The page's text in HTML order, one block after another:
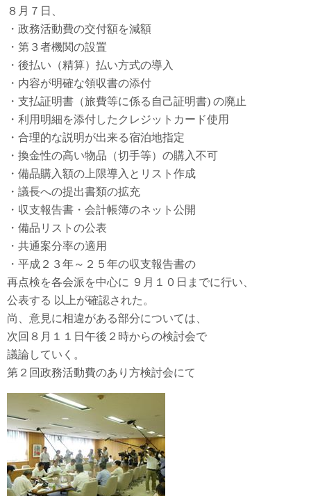
８月７日、
・政務活動費の交付額を減額
・第３者機関の設置
・後払い（精算）払い方式の導入
・内容が明確な領収書の添付
・支払証明書（旅費等に係る自己証明書) の廃止
・利用明細を添付したクレジットカード使用
・合理的な説明が出来る宿泊地指定
・換金性の高い物品（切手等）の購入不可
・備品購入額の上限導入とリスト作成
・議長への提出書類の拡充
・収支報告書・会計帳簿のネット公開
・備品リストの公表
・共通案分率の適用
・平成２３年～２５年の収支報告書の
再点検を各会派を中心に ９月１０日までに行い、
公表する 以上が確認された。
尚、意見に相違がある部分については、
次回８月１１日午後２時からの検討会で
議論していく。
第２回政務活動費のあり方検討会にて